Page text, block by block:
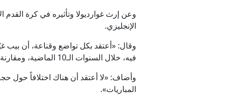
وعن إرث غوارديولا وتأثيره في كرة القدم
الإنجليزي.
وقال: «أعتقد بكل تواضع وقناعة، أن بيب
فيه، خلال السنوات الـ10 الماضية، ومقارنة شكل اللعبة اليوم بما كانت عليه قبل عقد من الزمن».
وأضاف: «لا أعتقد أن هناك اختلافاً حول
المباريات».